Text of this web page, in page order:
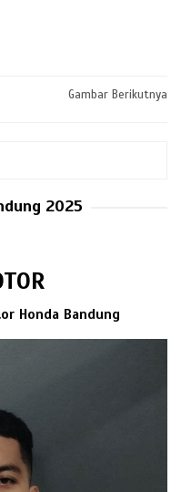
Gambar Berikutnya
2025
Honda Bandung